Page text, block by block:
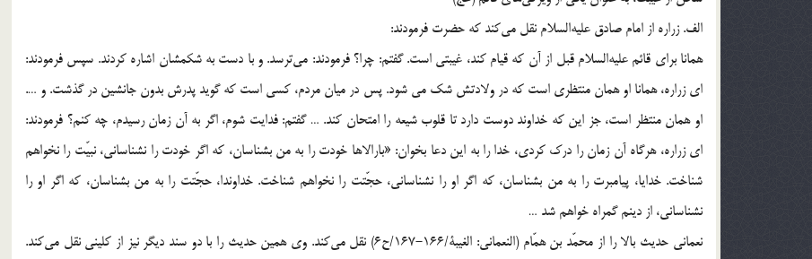
الف. زراره از امام صادق علیه‌السلام نقل می‌کند که حضرت فرمودند:
همانا برای قائم علیه‌السلام قبل از آن که قیام کند، غیبتی است. گفتم: چرا؟ فرمودند: می‌ترسد. و با دست به شکمشان اشاره کردند. سپس فرمودند:
ای زراره، همانا او همان منتظری است که در ولادتش شک می شود. پس در میان مردم، کسی است که گوید پدرش بدون جانشین در گذشت. و ….
او همان منتظر است، جز این که خداوند دوست دارد تا قلوب شیعه را امتحان کند. … گفتم: فدایت شوم، اگر به آن زمان رسیدم، چه کنم؟ فرمودند:
ای زراره، هرگاه آن زمان را درک کردی، خدا را به این دعا بخوان: «بارالاها خودت را به من بشناسان، که اگر خودت را نشناسانی، نبیّت را نخواهم
شناخت. خدایا، پیامبرت را به من بشناسان، که اگر او را نشناسانی، حجّتت را نخواهم شناخت. خداوندا، حجّتت را به من بشناسان، که اگر او را
نشناسانی، از دینم گمراه خواهم شد …
نعمانی حدیث بالا را از محمّد بن همّام (النعمانی: الغیبۀ/166-167/ح6) نقل می‌کند. وی همین حدیث را با دو سند دیگر نیز از کلینی نقل می‌کند.